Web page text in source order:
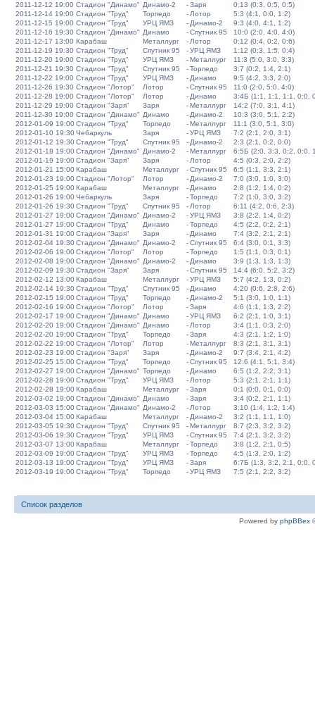
2011-12-12 19:00 Стадион "Динамо" Динамо-2 -Заря
0:13 (0:3, 0:5, 0:5)
2011-12-14 19:00 Стадион "Труд" Торпедо - Лотор
5:3 (4:1, 0:0, 1:2)
2011-12-15 19:00 Стадион "Труд" УРЦ ЯМЗ - Динамо-2
9:3 (4:0, 4:1, 1:2)
2011-12-16 19:30 Стадион "Динамо" Динамо -Спутник 95
10:0 (2:0, 4:0, 4:0)
2011-12-17 13:00 Карабаш Металлург - Лотор
0:12 (0:4, 0:2, 0:6)
2011-12-19 19:30 Стадион "Труд" Спутник 95 -УРЦ ЯМЗ
1:12 (0:3, 1:5, 0:4)
2011-12-20 19:00 Стадион "Труд" УРЦ ЯМЗ -Металлург
11:3 (5:0, 3:0, 3:3)
2011-12-21 19:30 Стадион "Труд" Спутник 95 -Торпедо
3:7 (0:2, 1:4, 2:1)
2011-12-22 19:00 Стадион "Труд" УРЦ ЯМЗ - Динамо
9:5 (4:2, 3:3, 2:0)
2011-12-26 19:30 Стадион "Лотор" Лотор -Спутник 95
11:0 (2:0, 5:0, 4:0)
2011-12-28 19:00 Стадион "Лотор" Лотор - Динамо
3:4Б (1:1, 1:1, 1:1, 0:0,
2011-12-29 19:00 Стадион "Заря" Заря -Металлург
14:2 (7:0, 3:1, 4:1)
2011-12-30 19:00 Стадион "Динамо" Динамо - Динамо-2
10:3 (3:0, 5:1, 2:2)
2012-01-09 19:00Стадион "Труд" Торпедо -Металлург
11:1 (3:0, 5:1, 3:0)
2012-01-10 19:30Чебаркуль Заря -УРЦ ЯМЗ
7:2 (2:1, 2:0, 3:1)
2012-01-12 19:30Стадион "Труд" Спутник 95 - Динамо-2
2:3 (2:1, 0:2, 0:0)
2012-01-18 19:00Стадион "Динамо" Динамо-2 -Металлург
6:5Б (2:0, 3:3, 0:2, 0:0,
2012-01-19 19:00Стадион "Заря" Заря - Лотор
4:5 (0:3, 2:0, 2:2)
2012-01-21 15:00Карабаш Металлург -Спутник 95
6:5 (1:1, 3:3, 2:1)
2012-01-23 19:00Стадион "Лотор" Лотор - Динамо-2
7:0 (3:0, 1:0, 3:0)
2012-01-25 19:00Карабаш Металлург - Динамо
2:8 (1:2, 1:4, 0:2)
2012-01-26 19:00Чебаркуль Заря -Торпедо
7:2 (1:0, 3:0, 3:2)
2012-01-26 19:30Стадион "Труд" Спутник 95 - Лотор
6:11 (4:2, 0:6, 2:3)
2012-01-27 19:00Стадион "Динамо" Динамо-2 -УРЦ ЯМЗ
3:8 (2:2, 1:4, 0:2)
2012-01-27 19:00Стадион "Труд" Динамо -Торпедо
4:5 (2:2, 0:2, 2:1)
2012-01-31 19:00Стадион "Заря" Заря - Динамо
7:4 (3:2, 2:1, 2:1)
2012-02-04 19:30Стадион "Динамо" Динамо-2 -Спутник 95
6:4 (3:0, 0:1, 3:3)
2012-02-06 19:00Стадион "Лотор" Лотор -Торпедо
1:5 (1:1, 0:3, 0:1)
2012-02-08 19:00Стадион "Динамо" Динамо-2 - Динамо
3:9 (1:3, 1:3, 1:3)
2012-02-09 19:30Стадион "Заря" Заря -Спутник 95
14:4 (6:0, 5:2, 3:2)
2012-02-12 13:00Карабаш Металлург -УРЦ ЯМЗ
5:7 (4:2, 1:3, 0:2)
2012-02-14 19:30Стадион "Труд" Спутник 95 - Динамо
4:20 (0:6, 2:8, 2:6)
2012-02-15 19:00Стадион "Труд" Торпедо - Динамо-2
5:1 (3:0, 1:0, 1:1)
2012-02-16 19:00Стадион "Лотор" Лотор -Заря
4:6 (1:1, 1:3, 2:2)
2012-02-17 19:00Стадион "Динамо" Динамо -УРЦ ЯМЗ
6:2 (2:1, 1:0, 3:1)
2012-02-20 19:00Стадион "Динамо" Динамо - Лотор
3:4 (1:1, 0:3, 2:0)
2012-02-20 19:00Стадион "Труд" Торпедо -Заря
4:3 (2:1, 1:2, 1:0)
2012-02-22 19:00Стадион "Лотор" Лотор -Металлург
8:3 (2:1, 3:1, 3:1)
2012-02-23 19:00Стадион "Заря" Заря - Динамо-2
9:7 (3:4, 2:1, 4:2)
2012-02-25 15:00Стадион "Труд" Торпедо -Спутник 95
12:6 (4:1, 5:1, 3:4)
2012-02-27 19:00Стадион "Динамо" Торпедо - Динамо
6:5 (1:2, 2:2, 3:1)
2012-02-28 19:00Стадион "Труд" УРЦ ЯМЗ - Лотор
5:3 (2:1, 2:1, 1:1)
2012-02-28 19:00Карабаш Металлург -Заря
0:1 (0:0, 0:1, 0:0)
2012-03-02 19:00Стадион "Динамо" Динамо -Заря
3:4 (0:2, 2:1, 1:1)
2012-03-03 15:00Стадион "Динамо" Динамо-2 - Лотор
3:10 (1:4, 1:2, 1:4)
2012-03-04 15:00Карабаш Металлург - Динамо-2
3:2 (1:1, 1:1, 1:0)
2012-03-05 19:30Стадион "Труд" Спутник 95 -Металлург
8:7 (2:3, 3:2, 3:2)
2012-03-06 19:30Стадион "Труд" УРЦ ЯМЗ -Спутник 95
7:4 (2:1, 3:2, 3:2)
2012-03-07 13:00Карабаш Металлург -Торпедо
3:8 (1:2, 2:1, 0:5)
2012-03-09 19:00Стадион "Труд" УРЦ ЯМЗ -Торпедо
4:5 (1:3, 2:0, 1:2)
2012-03-13 19:00Стадион "Труд" УРЦ ЯМЗ -Заря
6:7Б (1:3, 3:2, 2:1, 0:0,
2012-03-19 19:00Стадион "Труд" Торпедо -УРЦ ЯМЗ 7:5 (2:1, 2:2, 3:2)
Список разделов
Powered by phpBBex